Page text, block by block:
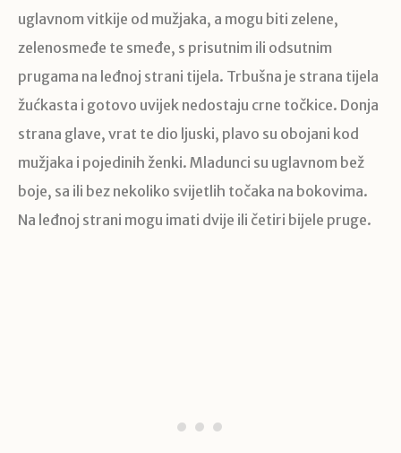
uglavnom vitkije od mužjaka, a mogu biti zelene,
zelenosmeđe te smeđe, s prisutnim ili odsutnim
prugama na leđnoj strani tijela. Trbušna je strana tijela
žućkasta i gotovo uvijek nedostaju crne točkice. Donja
strana glave, vrat te dio ljuski, plavo su obojani kod
mužjaka i pojedinih ženki. Mladunci su uglavnom bež
boje, sa ili bez nekoliko svijetlih točaka na bokovima.
Na leđnoj strani mogu imati dvije ili četiri bijele pruge.